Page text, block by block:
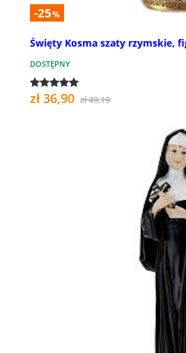
-25%
Święty Kosma szaty rzymskie,
DOSTĘPNY
zł 36,90 zł 49,19